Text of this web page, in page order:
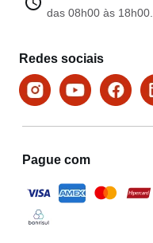
das 08h00 às 18h00.
Redes sociais
Pague com